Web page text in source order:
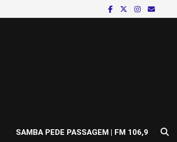
SAMBA PEDE PASSAGEM | FM 106,9